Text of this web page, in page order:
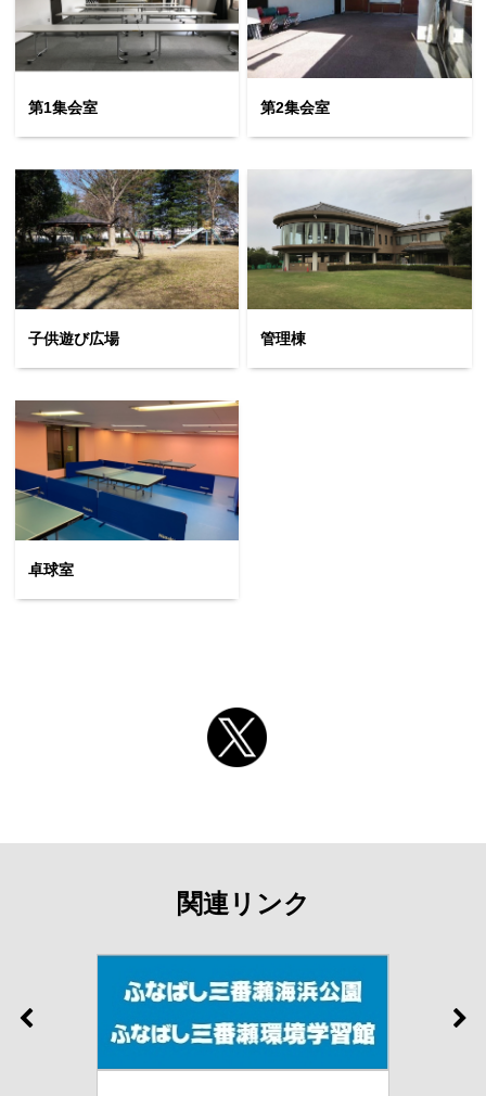
第1集会室 第2集会室
子供遊び広場 管理棟
卓球室
関連リンク